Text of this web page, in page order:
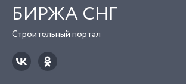
БИРЖА СНГ
Строительный портал